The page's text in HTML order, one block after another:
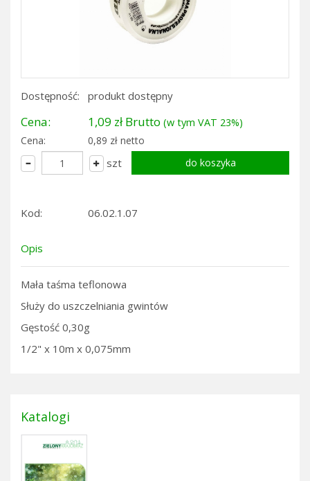
Dostępność: produkt dostępny
Cena: 1,09 zł Brutto (w tym VAT 23%)
Cena:
0,89 zł netto
szt
Kod: 06.02.1.07
Opis
Mała taśma teflonowa
Służy do uszczelniania gwintów
Gęstość 0,30g
1/2" x 10m x 0,075mm
Katalogi